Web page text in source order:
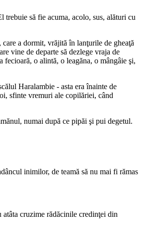
trebuie să fie acuma, acolo, sus, alături cu
a dormit, vrăjită în lanţurile de gheaţă
vine de departe să dezlege vraja de
o alintă, o leagăna, o mângâie şi,
Haralambie - asta era înainte de
sfinte vremuri ale copilăriei, când
numai după ce pipăi şi pui degetul.
inimilor, de teamă să nu mai fi rămas
cruzime rădăcinile credinţei din